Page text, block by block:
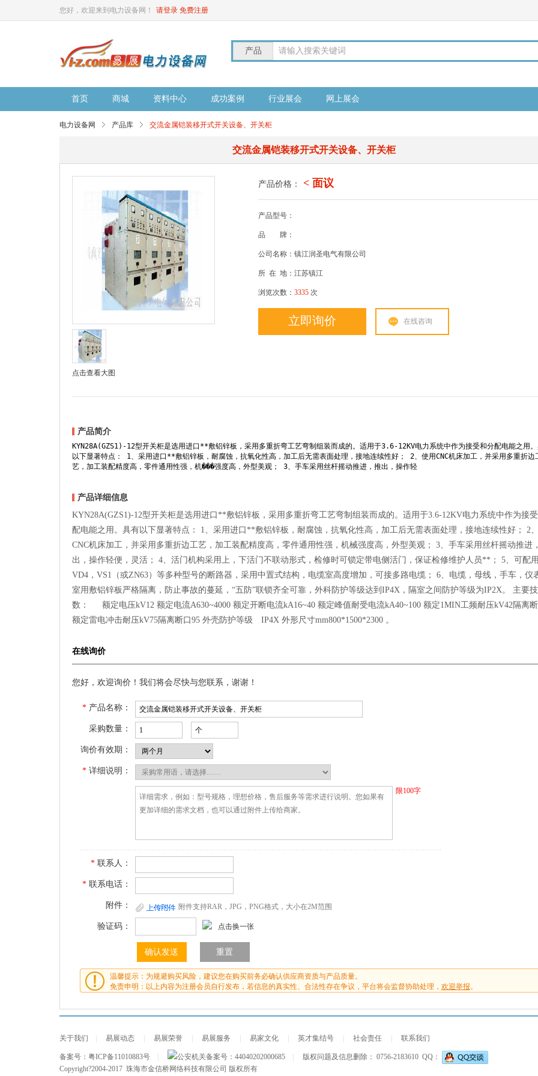
您好，欢迎来到电力设备网！ 请登录 免费注册
产品 请输入搜索关键词
首页 商城 资料中心 成功案例 行业展会 网上展会
电力设备网 产品库 交流金属铠装移开式开关设备、开关柜
交流金属铠装移开式开关设备、开关柜
点击查看大图
产品价格： < 面议
产品型号：
品 牌：
公司名称：镇江润圣电气有限公司
所 在 地：江苏镇江
浏览次数： 3335 次
立即询价 在线咨询
产品简介
KYN28A(GZS1)-12型开关柜是选用进口**敷铝锌板，采用多重折弯工艺弯制组装而成的。适用于3.6-12KV电力系统中作为接受和分配电能之用
以下显著特点： 1、采用进口**敷铝锌板，耐腐蚀，抗氧化性高，加工后无需表面处理，接地连续性好； 2、使用CNC机床加工，并采用多重折边
艺，加工装配精度高，零件通用性强，机���强度高，外型美观； 3、手车采用丝杆摇动推进，推出，操作轻
产品详细信息
KYN28A(GZS1)-12型开关柜是选用进口**敷铝锌板，采用多重折弯工艺弯制组装而成的。适用于3.6-12KV电力系统中作为接
配电能之用。具有以下显著特点： 1、采用进口**敷铝锌板，耐腐蚀，抗氧化性高，加工后无需表面处理，接地连续性好； 2
CNC机床加工，并采用多重折边工艺，加工装配精度高，零件通用性强，机械强度高，外型美观； 3、手车采用丝杆摇动推进
出，操作轻便，灵活； 4、活门机构采用上，下活门不联动形式，检修时可锁定带电侧活门，保证检修维护人员**； 5、可配用
VD4，VS1（或ZN63）等多种型号的断路器，采用中置式结构，电缆室高度增加，可接多路电缆； 6、电缆，母线，手车，仪
室用敷铝锌板严格隔离，防止事故的蔓延，“五防”联锁齐全可靠，外科防护等级达到IP4X，隔室之间防护等级为IP2X。 主要
数： 额定电压kV12 额定电流A630~4000 额定开断电流kA16~40 额定峰值耐受电流kA40~100 额定1MIN工频耐压kV42隔离
额定雷电冲击耐压kV75隔离断口95 外壳防护等级 IP4X 外形尺寸mm800*1500*2300 。
在线询价
您好，欢迎询价！我们将会尽快与您联系，谢谢！
* 产品名称：
采购数量：
询价有效期：
* 详细说明：
限100字
* 联系人：
* 联系电话：
附件： 附件支持RAR，JPG，PNG格式，大小在2M范围
验证码： 点击换一张
温馨提示：为规避购买风险，建议您在购买前务必确认供应商资质与产品质量。
免责申明：以上内容为注册会员自行发布，若信息的真实性、合法性存在争议，平台将会监督协助处理， 欢迎举报 。
关于我们 易展动态 易展荣誉 易展服务 易家文化 英才集结号 社会责任 联系我们
备案号： 粤ICP备11010883号 公安机关备案号： 44040202000685 版权问题及信息删除： 0756-2183610 QQ：
Copyright?2004-2017 珠海市金信桥网络科技有限公司 版权所有